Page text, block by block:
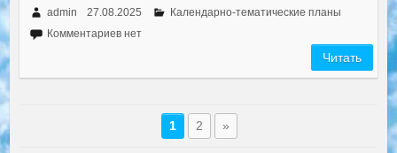
admin 27.08.2025
Календарно-тематические планы
Комментариев нет
Читать
1 2 »